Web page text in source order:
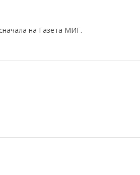
на Газета МИГ.